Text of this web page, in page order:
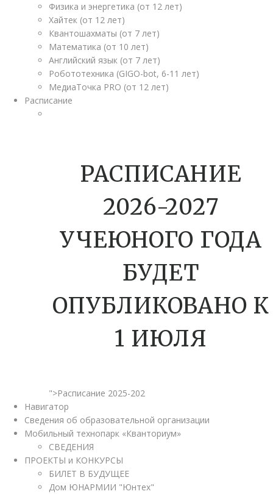
Физика и энергетика (от 12 лет)
Хайтек (от 12 лет)
Квантошахматы (от 7 лет)
Математика (от 10 лет)
Английский язык (от 7 лет)
Робототехника (GIGO-bot, 6-11 лет)
МедиаТочка PRO (от 12 лет)
Расписание
РАСПИСАНИЕ
2026-2027
УЧЕЮНОГО ГОДА
БУДЕТ
ОПУБЛИКОВАНО К
1 ИЮЛЯ
">Расписание 2025-202
Навигатор
Сведения об образовательной организации
Мобильный технопарк «Кванториум»
СВЕДЕНИЯ
ПРОЕКТЫ и КОНКУРСЫ
БИЛЕТ В БУДУЩЕЕ
Дом ЮНАРМИИ "Юнтех"